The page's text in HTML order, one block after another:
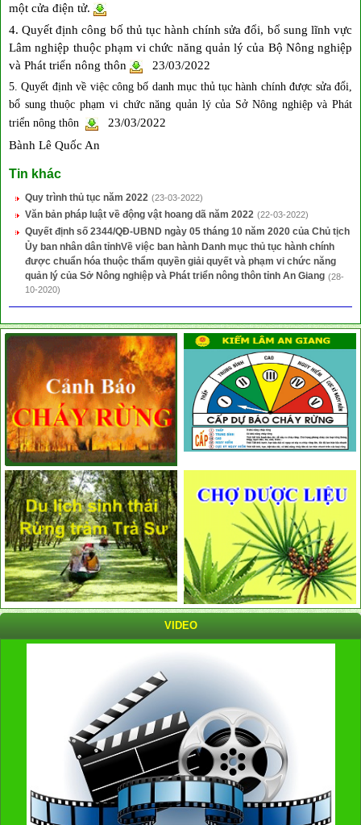
một cửa điện tử.
4. Quyết định công bố thủ tục hành chính sửa đổi, bổ sung lĩnh vực
Lâm nghiệp thuộc phạm vi chức năng quản lý của Bộ Nông nghiệp
và Phát triển nông thôn
23/03/2022
5. Quyết định về việc công bố danh mục thủ tục hành chính được sửa đổi,
bổ sung thuộc phạm vi chức năng quản lý của Sở Nông nghiệp và Phát
triển nông thôn
23/03/2022
Bành Lê Quốc An
Tin khác
Quy trình thủ tục năm 2022 (23-03-2022)
Văn bản pháp luật về động vật hoang dã năm 2022 (22-03-2022)
Quyết định số 2344/QĐ-UBND ngày 05 tháng 10 năm 2020 của Chủ tịch
Ủy ban nhân dân tỉnhVề việc ban hành Danh mục thủ tục hành chính
được chuẩn hóa thuộc thẩm quyền giải quyết và phạm vi chức năng
quản lý của Sở Nông nghiệp và Phát triển nông thôn tỉnh An Giang (28-
10-2020)
VIDEO